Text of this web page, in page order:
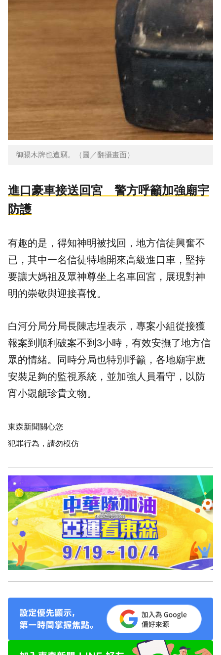
御賜木牌也遭竊。（圖／翻攝畫面）
進口豪車接送回宮 警方呼籲加強廟宇
防護
有趣的是，得知神明被找回，地方信徒興奮不
已，其中一名信徒特地開來高級進口車，堅持
要讓大媽祖及眾神尊坐上名車回宮，展現對神
明的崇敬與迎接喜悅。
白河分局分局長陳志埕表示，專案小組從接獲
報案到順利破案不到3小時，有效安撫了地方信
眾的情緒。同時分局也特別呼籲，各地廟宇應
安裝足夠的監視系統，並加強人員看守，以防
宵小覬覦珍貴文物。
東森新聞關心您
犯罪行為，請勿模仿